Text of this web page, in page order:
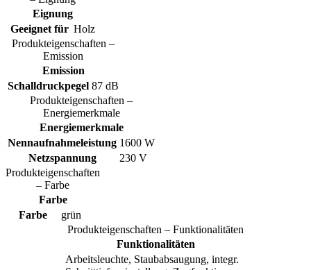
Eignung
Geeignet für Holz
Produkteigenschaften –
Emission
Emission
Schalldruckpegel 87 dB
Produkteigenschaften –
Energiemerkmale
Energiemerkmale
Nennaufnahmeleistung 1600 W
Netzspannung
230 V
Produkteigenschaften
– Farbe
Farbe
Farbe
grün
Produkteigenschaften – Funktionalitäten
Funktionalitäten
Arbeitsleuchte, Staubabsaugung, integr.